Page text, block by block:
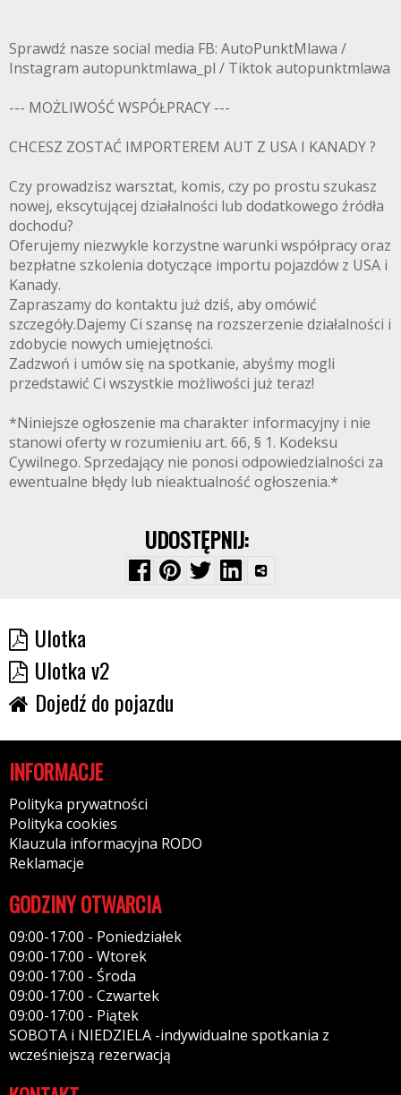
Sprawdź nasze social media FB: AutoPunktMlawa /
Instagram autopunktmlawa_pl / Tiktok autopunktmlawa
--- MOŻLIWOŚĆ WSPÓŁPRACY ---
CHCESZ ZOSTAĆ IMPORTEREM AUT Z USA I KANADY ?
Czy prowadzisz warsztat, komis, czy po prostu szukasz
nowej, ekscytującej działalności lub dodatkowego źródła
dochodu?
Oferujemy niezwykle korzystne warunki współpracy oraz
bezpłatne szkolenia dotyczące importu pojazdów z USA i
Kanady.
Zapraszamy do kontaktu już dziś, aby omówić
szczegóły.Dajemy Ci szansę na rozszerzenie działalności i
zdobycie nowych umiejętności.
Zadzwoń i umów się na spotkanie, abyśmy mogli
przedstawić Ci wszystkie możliwości już teraz!
*Niniejsze ogłoszenie ma charakter informacyjny i nie
stanowi oferty w rozumieniu art. 66, § 1. Kodeksu
Cywilnego. Sprzedający nie ponosi odpowiedzialności za
ewentualne błędy lub nieaktualność ogłoszenia.*
UDOSTĘPNIJ:
Ulotka
Ulotka v2
Dojedź do pojazdu
INFORMACJE
Polityka prywatności
Polityka cookies
Klauzula informacyjna RODO
Reklamacje
GODZINY OTWARCIA
09:00-17:00 - Poniedziałek
09:00-17:00 - Wtorek
09:00-17:00 - Środa
09:00-17:00 - Czwartek
09:00-17:00 - Piątek
SOBOTA i NIEDZIELA -indywidualne spotkania z
wcześniejszą rezerwacją